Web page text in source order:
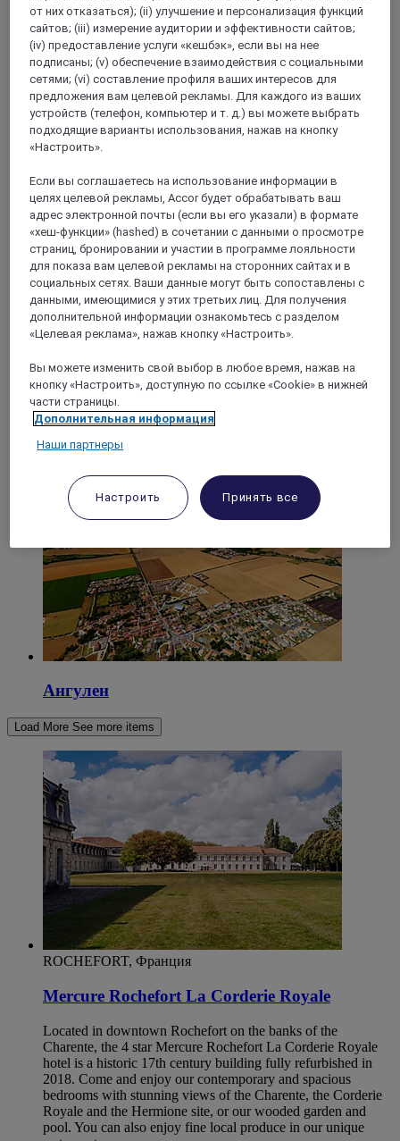
Шатлайон-Плаж
Рошфор
Ла-Рошель
Ангулен
Load More See more items
ROCHEFORT, Франция
Mercure Rochefort La Corderie Royale
Located in downtown Rochefort on the banks of the
Charente, the 4 star Mercure Rochefort La Corderie Royale
hotel is a historic 17th century building fully refurbished in
2018. Come and enjoy our contemporary and spacious
bedrooms with stunning views of the Charente, the Corderie
Royale and the Hermione site, or our wooded garden and
pool. You can also enjoy fine local produce in our unique
от них отказаться); (ii) улучшение и персонализация функций
сайтов; (iii) измерение аудитории и эффективности сайтов;
(iv) предоставление услуги «кешбэк», если вы на нее
подписаны; (v) обеспечение взаимодействия с социальными
сетями; (vi) составление профиля ваших интересов для
предложения вам целевой рекламы. Для каждого из ваших
устройств (телефон, компьютер и т. д.) вы можете выбрать
подходящие варианты использования, нажав на кнопку
«Настроить».
Если вы соглашаетесь на использование информации в
целях целевой рекламы, Accor будет обрабатывать ваш
адрес электронной почты (если вы его указали) в формате
«хеш-функции» (hashed) в сочетании с данными о просмотре
страниц, бронировании и участии в программе лояльности
для показа вам целевой рекламы на сторонних сайтах и в
социальных сетях. Ваши данные могут быть сопоставлены с
данными, имеющимися у этих третьих лиц. Для получения
дополнительной информации ознакомьтесь с разделом
«Целевая реклама», нажав кнопку «Настроить».
Вы можете изменить свой выбор в любое время, нажав на
кнопку «Настроить», доступную по ссылке «Cookie» в нижней
части страницы.
Дополнительная информация
Наши партнеры
Настроить Принять все